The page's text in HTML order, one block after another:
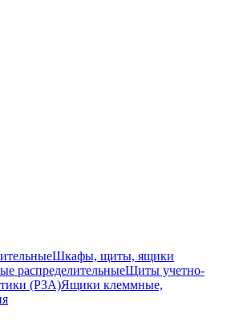
Шкафы, щиты, ящики
распределительныеЩиты учетно-
(РЗА)Ящики клеммные,